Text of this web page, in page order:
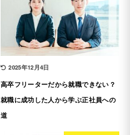
2025年12月4日
高卒フリーターだから就職できない？
就職に成功した人から学ぶ正社員への
道